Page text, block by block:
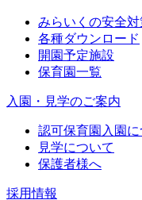
みらいくの安全対
各種ダウンロード
開園予定施設
保育園一覧
入園・見学のご案内
認可保育園入園に
見学について
保護者様へ
採用情報